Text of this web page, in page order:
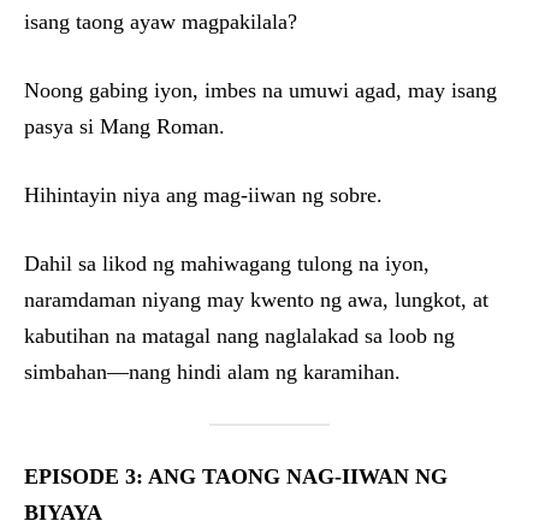
isang taong ayaw magpakilala?
Noong gabing iyon, imbes na umuwi agad, may isang
pasya si Mang Roman.
Hihintayin niya ang mag-iiwan ng sobre.
Dahil sa likod ng mahiwagang tulong na iyon,
naramdaman niyang may kwento ng awa, lungkot, at
kabutihan na matagal nang naglalakad sa loob ng
simbahan—nang hindi alam ng karamihan.
EPISODE 3: ANG TAONG NAG-IIWAN NG
BIYAYA